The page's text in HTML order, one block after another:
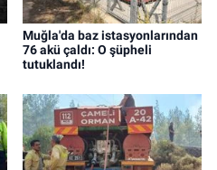
Muğla'da baz istasyonlarından
76 akü çaldı: O şüpheli
tutuklandı!